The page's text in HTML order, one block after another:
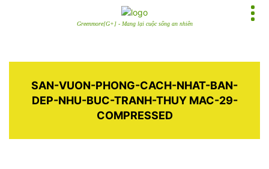
Greenmore[G+] - Mang lại cuộc sống an nhiên
SAN-VUON-PHONG-CACH-NHAT-BAN-
DEP-NHU-BUC-TRANH-THUY MAC-29-
COMPRESSED